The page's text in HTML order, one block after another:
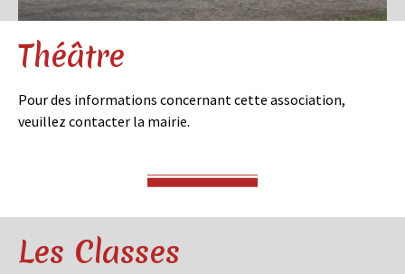
Théâtre
Pour des informations concernant cette association,
veuillez contacter la mairie.
Les Classes